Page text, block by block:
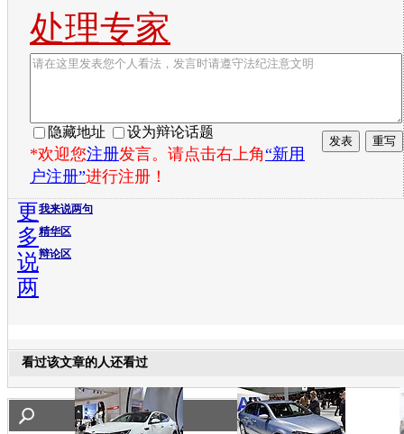
处理专家
隐藏地址 设为辩论话题
*欢迎您注册发言。请点击右上角“新用
户注册”进行注册！
我来说两句
精华区
辩论区
更
多
说
两
看过该文章的人还看过